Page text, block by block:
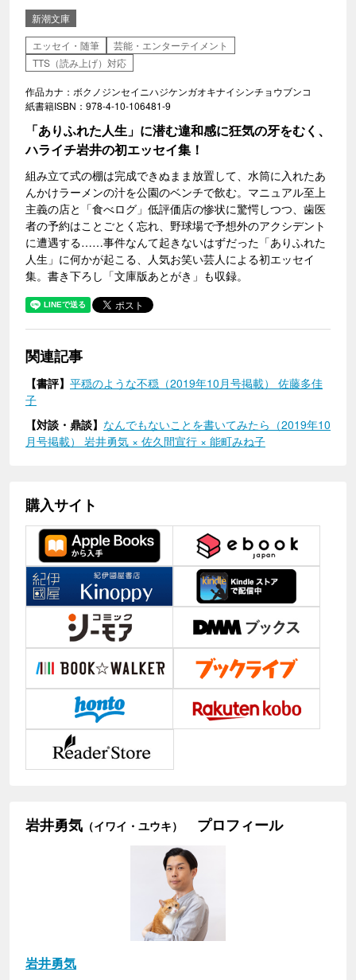
新潮文庫
エッセイ・随筆
芸能・エンターテイメント
TTS（読み上げ）対応
作品カナ：ボクノジンセイニハジケンガオキナイシンチョウブンコ
紙書籍ISBN：978-4-10-106481-9
「ありふれた人生」に潜む違和感に狂気の牙をむく、
ハライチ岩井の初エッセイ集！
組み立て式の棚は完成できぬまま放置して、水筒に入れたあ
んかけラーメンの汁を公園のベンチで飲む。マニュアル至上
主義の店と「食べログ」低評価店の惨状に驚愕しつつ、歯医
者の予約はことごとく忘れ、野球場で予想外のアクシデント
に遭遇する……事件なんて起きないはずだった「ありふれた
人生」に何かが起こる、人気お笑い芸人による初エッセイ
集。書き下ろし「文庫版あとがき」も収録。
関連記事
【書評】 平穏のような不穏（2019年10月号掲載） 佐藤多佳
子
【対談・鼎談】 なんでもないことを書いてみたら（2019年10
月号掲載） 岩井勇気 × 佐久間宣行 × 能町みね子
購入サイト
岩井勇気 （イワイ・ユウキ） プロフィール
岩井勇気